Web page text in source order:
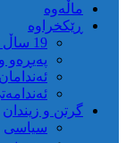
ماڵه‌وه‌
ڕێکخراوە
19 ساڵ ک م م ک
پەیڕەو
گرتن و زیندان
سیاسی